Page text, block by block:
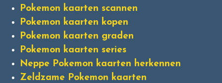
Pokemon kaarten scannen
Pokemon kaarten kopen
Pokemon kaarten graden
Pokemon kaarten series
Neppe Pokemon kaarten herkennen
Zeldzame Pokemon kaarten